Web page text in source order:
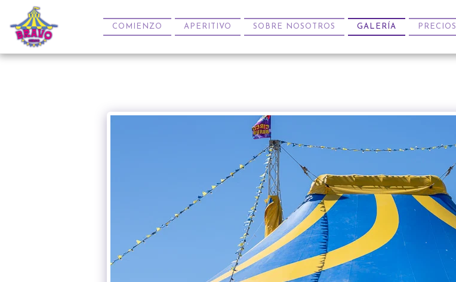
COMIENZO APERITIVO SOBRE NOSOTROS GALERÍA PRECIOS